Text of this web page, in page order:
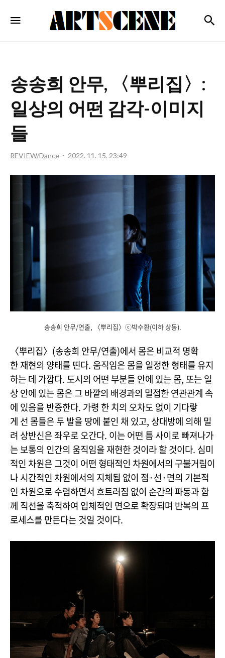
ARTSCENE
송송희 안무, 〈뿌리집〉:
일상의 어떤 감각-이미지
들
REVIEW/Dance 2022. 11. 15. 23:49
송송희 안무/연출, 〈뿌리집〉ⓒ박수환(이하 상동).
〈뿌리집〉(송송희 안무/연출)에서 몸은 비교적 명확
한 재현의 양태를 띤다. 움직임은 몸을 일정한 형태를 유지
하는 데 가깝다. 도시의 어떤 부분들 안에 있는 몸, 또는 일
상 안에 있는 몸은 그 바깥의 배경과의 밀접한 연관관계 속
에 있음을 반증한다. 가령 한 치의 오차도 없이 기다랗
게 선 몸들은 두 발을 땅에 붙인 채 있고, 상대방에 의해 밀
려 상반신은 좌우로 오간다. 이는 어떤 틈 사이로 빠져나가
는 보통의 인간의 움직임을 재현한 것이라 할 것이다. 심미
적인 차원은 그것이 어떤 형태적인 차원에서의 구불거림이
나 시간적인 차원에서의 지체됨 없이 점·선·면의 기본적
인 차원으로 수렴하면서 흐트러짐 없이 순간의 파동과 함
께 직선을 축적하여 입체적인 면으로 확장되며 반복의 프
로세스를 만든다는 것일 것이다.